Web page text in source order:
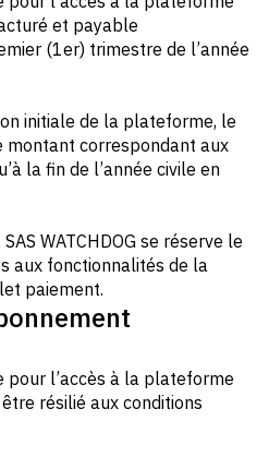
et payable
(1er) trimestre de l’année
initiale de la plateforme, le
montant correspondant aux
la fin de l’année civile en
WATCHDOG se réserve le
aux fonctionnalités de la
paiement.
pour l’accès à la plateforme
être résilié aux conditions